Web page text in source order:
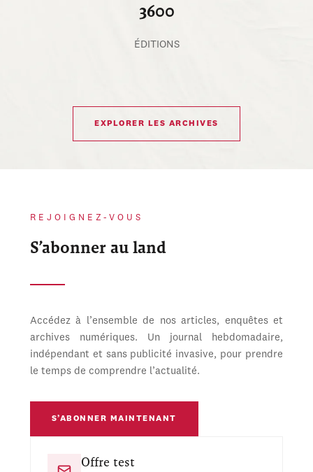
3600
ÉDITIONS
EXPLORER LES ARCHIVES
REJOIGNEZ-VOUS
S’abonner au land
Accédez à l’ensemble de nos articles, enquêtes et
archives numériques. Un journal hebdomadaire,
indépendant et sans publicité invasive, pour prendre
le temps de comprendre l’actualité.
S’ABONNER MAINTENANT
Offre test